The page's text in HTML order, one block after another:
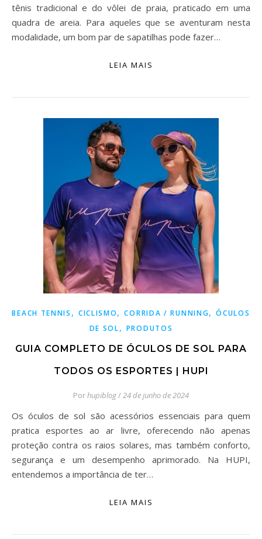
tênis tradicional e do vôlei de praia, praticado em uma
quadra de areia. Para aqueles que se aventuram nesta
modalidade, um bom par de sapatilhas pode fazer…
LEIA MAIS
BEACH TENNIS , CICLISMO,CORRIDA / RUNNING,ÓCULOS
DE SOL, PRODUTOS
GUIA COMPLETO DE ÓCULOS DE SOL PARA
TODOS OS ESPORTES | HUPI
Porhupiblog/24 de junho de 2024
Os óculos de sol são acessórios essenciais para quem
pratica esportes ao ar livre, oferecendo não apenas
proteção contra os raios solares, mas também conforto,
segurança e um desempenho aprimorado. Na HUPI,
entendemos a importância de ter…
LEIA MAIS